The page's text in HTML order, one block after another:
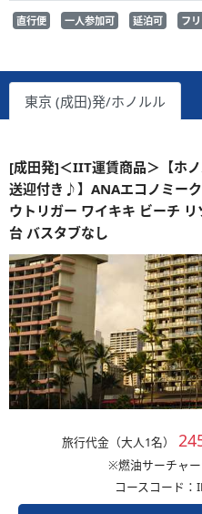
直行便 一人参加可 延泊可 フ
東京 (成田)発/ホノルル
[成田発]＜IIT運賃商品＞【ホ
送迎付き♪】ANAエコノミー
ウトリガー ワイキキ ビーチ
台 バスタブなし
旅行代金（大人1名）
※燃油サーチャ
コースコード：